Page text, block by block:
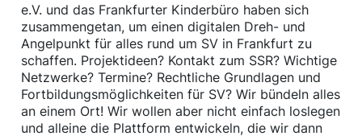
e.V. und das Frankfurter Kinderbüro haben sich
zusammengetan, um einen digitalen Dreh- und
Angelpunkt für alles rund um SV in Frankfurt zu
schaffen. Projektideen? Kontakt zum SSR? Wichtige
Netzwerke? Termine? Rechtliche Grundlagen und
Fortbildungsmöglichkeiten für SV? Wir bündeln alles
an einem Ort! Wir wollen aber nicht einfach loslegen
und alleine die Plattform entwickeln, die wir dann